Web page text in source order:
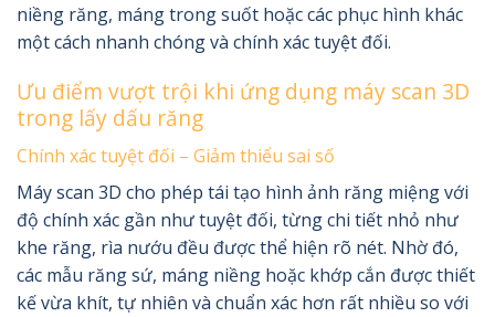
niềng răng, máng trong suốt hoặc các phục hình khác
một cách nhanh chóng và chính xác tuyệt đối.
Ưu điểm vượt trội khi ứng dụng máy scan 3D
trong lấy dấu răng
Chính xác tuyệt đối – Giảm thiểu sai số
Máy scan 3D cho phép tái tạo hình ảnh răng miệng với
độ chính xác gần như tuyệt đối, từng chi tiết nhỏ như
khe răng, rìa nướu đều được thể hiện rõ nét. Nhờ đó,
các mẫu răng sứ, máng niềng hoặc khớp cắn được thiết
kế vừa khít, tự nhiên và chuẩn xác hơn rất nhiều so với